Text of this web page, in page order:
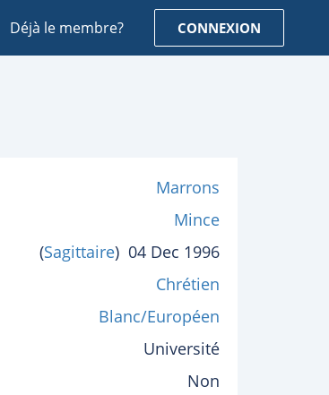
Déjà le membre? CONNEXION
Marrons
Mince
(Sagittaire) 04 Dec 1996
Chrétien
Blanc/Européen
Université
Non